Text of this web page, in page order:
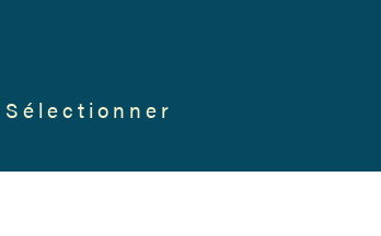
Sélectionner